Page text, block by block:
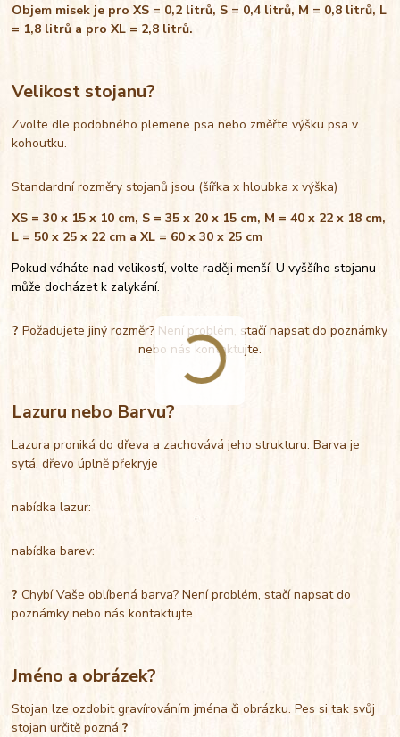
Objem misek je pro XS = 0,2 litrů, S = 0,4 litrů, M = 0,8 litrů, L
= 1,8 litrů a pro XL = 2,8 litrů.
Velikost stojanu?
Zvolte dle podobného plemene psa nebo změřte výšku psa v
kohoutku.
Standardní rozměry stojanů jsou (šířka x hloubka x výška)
XS = 30 x 15 x 10 cm, S = 35 x 20 x 15 cm, M = 40 x 22 x 18 cm,
L = 50 x 25 x 22 cm a XL = 60 x 30 x 25 cm
Pokud váháte nad velikostí, volte raději menší. U vyššího stojanu
může docházet k zalykání.
? Požadujete jiný rozměr? Není problém, stačí napsat do poznámky
nebo nás kontaktujte.
Lazuru nebo Barvu?
Lazura proniká do dřeva a zachovává jeho strukturu. Barva je
sytá, dřevo úplně překryje
nabídka lazur:
nabídka barev:
?Chybí Vaše oblíbená barva? Není problém, stačí napsat do
poznámky nebo nás kontaktujte.
Jméno a obrázek?
Stojan lze ozdobit gravírováním jména či obrázku. Pes si tak svůj
stojan určitě pozná?